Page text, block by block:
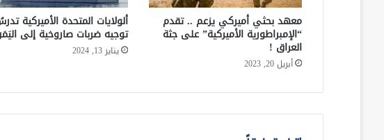
معهد بحثي أميركي يزعم .. تقدم
“الإمبراطورية الأميركية” على جثة
العراق !
أبريل 20, 2023
ألولايات المتحدة الأميركية
توجيه ضربات صاروخية إلى
يناير 13, 2024